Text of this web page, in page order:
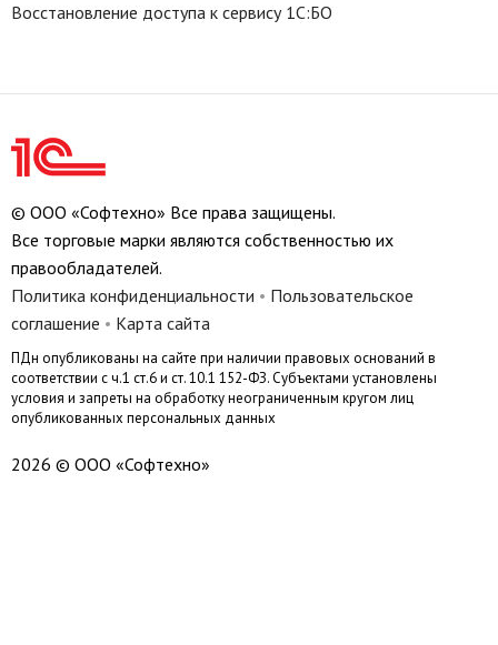
Восстановление доступа к сервису 1С:БО
© ООО «Софтехно» Все права защищены.
Все торговые марки являются собственностью их
правообладателей.
Политика конфиденциальности • Пользовательское
соглашение • Карта сайта
ПДн опубликованы на сайте при наличии правовых оснований в
соответствии с ч.1 ст.6 и ст. 10.1 152-ФЗ. Субъектами установлены
условия и запреты на обработку неограниченным кругом лиц
опубликованных персональных данных
2026 © ООО «Софтехно»